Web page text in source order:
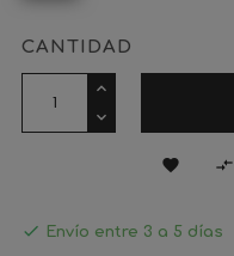
CANTIDAD
 
 Envío entre 3 a 5 días